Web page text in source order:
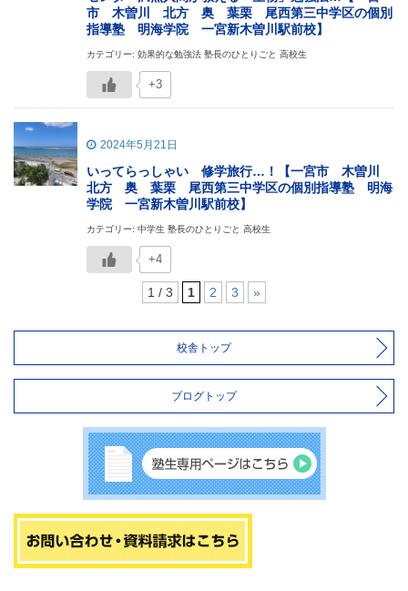
市 木曽川 北方 奥 葉栗 尾西第三中学区の個別
指導塾 明海学院 一宮新木曽川駅前校】
カテゴリー: 効果的な勉強法 塾長のひとりごと 高校生
+3
2024年5月21日
いってらっしゃい 修学旅行…！【一宮市 木曽川
北方 奥 葉栗 尾西第三中学区の個別指導塾 明海
学院 一宮新木曽川駅前校】
カテゴリー: 中学生 塾長のひとりごと 高校生
+4
1 / 3 1 2 3 »
校舎トップ
ブログトップ